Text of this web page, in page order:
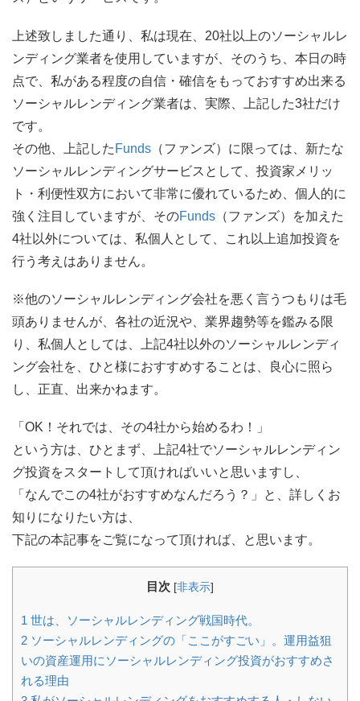
上述致しました通り、私は現在、20社以上のソーシャルレ
ンディング業者を使用していますが、そのうち、本日の時
点で、私がある程度の自信・確信をもっておすすめ出来る
ソーシャルレンディング業者は、実際、上記した3社だけ
です。
その他、上記した Funds （ファンズ）に限っては、新たな
ソーシャルレンディングサービスとして、投資家メリッ
ト・利便性双方において非常に優れているため、個人的に
強く注目していますが、そのFunds （ファンズ）を加えた
4社以外については、私個人として、これ以上追加投資を
行う考えはありません。
※他のソーシャルレンディング会社を悪く言うつもりは毛
頭ありませんが、各社の近況や、業界趨勢等を鑑みる限
り、私個人としては、上記4社以外のソーシャルレンディ
ング会社を、ひと様におすすめすることは、良心に照ら
し、正直、出来かねます。
「OK！それでは、その4社から始めるわ！」
という方は、ひとまず、上記4社でソーシャルレンディン
グ投資をスタートして頂ければいいと思いますし、
「なんでこの4社がおすすめなんだろう？」と、詳しくお
知りになりたい方は、
下記の本記事をご覧になって頂ければ、と思います。
目次 [非表示]
1 世は、ソーシャルレンディング戦国時代。
2 ソーシャルレンディングの「ここがすごい」。運用益狙
いの資産運用にソーシャルレンディング投資がおすすめさ
れる理由